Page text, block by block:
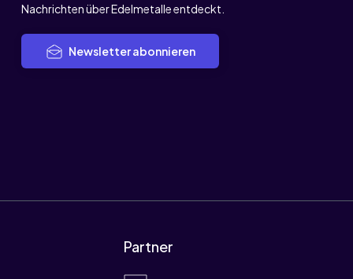
Nachrichten über Edelmetalle entdeckt.
Newsletter abonnieren
Partner